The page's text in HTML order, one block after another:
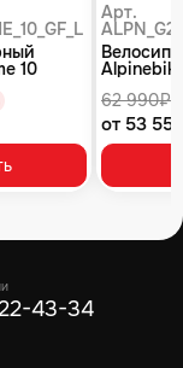
10
Арт.
62 990₽
от 53
43-34